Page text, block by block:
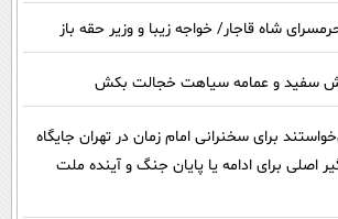
شاه قاجار/ خواجه زیبا و وزیر حقه باز
سفید و عمامه سیاهت خجالت بکش
برای سخنرانی امام زمان در تهران جایگاه
برای ادامه یا پایان جنگ و آینده ملت